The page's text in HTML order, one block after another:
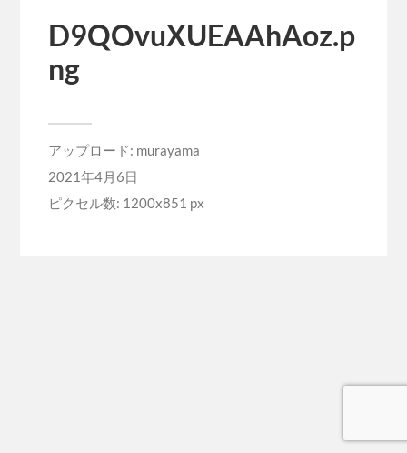
D9QOvuXUEAAhAoz.p
ng
アップロード: murayama
2021年4月6日
ピクセル数: 1200x851 px